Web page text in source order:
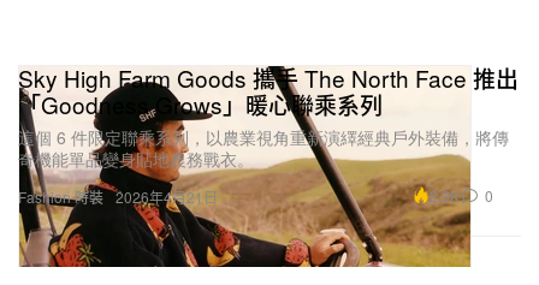
Fashion 時裝
Sky High Farm Goods 攜手 The North Face 推出
「Goodness Grows」暖心聯乘系列
這個 6 件限定聯乘系列，以農業視角重新演繹經典戶外裝備，將傳
奇機能單品變身貼地農務戰衣。
2026年4月21日 2.2K 0